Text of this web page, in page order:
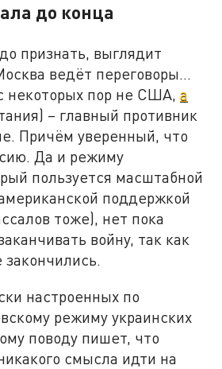
до конца
признать, выглядит
ведёт переговоры…
некоторых пор не США,а
– главный противник
Причём уверенный, что
Да и режиму
пользуется масштабной
поддержкой
тоже), нет пока
войну, так как
настроенных по
режиму украинских
поводу пишет, что
смысла идти на